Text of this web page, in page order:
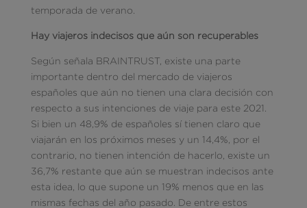
temporada de verano.
Hay viajeros indecisos que aún son recuperables
Según señala BRAINTRUST, existe una parte
importante dentro del mercado de viajeros
españoles que aún no tienen una clara decisión con
respecto a sus intenciones de viaje para este 2021.
Si bien un 48,9% de españoles sí tienen claro que
viajarán en los próximos meses y un 14,4%, por el
contrario, no tienen intención de hacerlo, existe un
36,7% restante que aún se muestran indecisos ante
esta idea, lo que supone un 19% menos que en las
mismas fechas del año pasado. De entre estos